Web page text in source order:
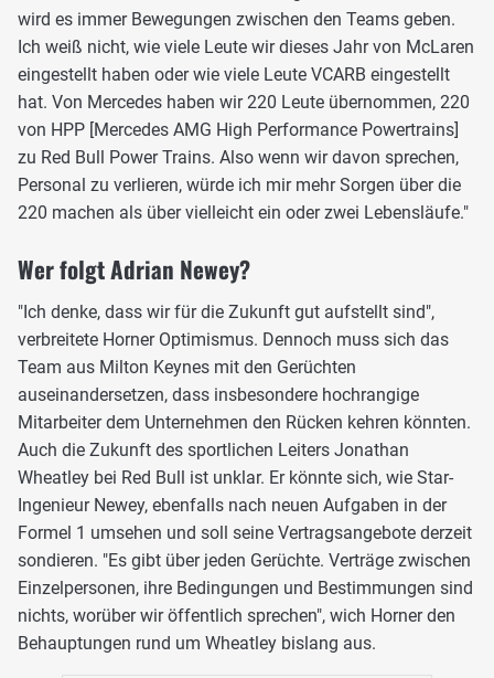
wird es immer Bewegungen zwischen den Teams geben.
Ich weiß nicht, wie viele Leute wir dieses Jahr von McLaren
eingestellt haben oder wie viele Leute VCARB eingestellt
hat. Von Mercedes haben wir 220 Leute übernommen, 220
von HPP [Mercedes AMG High Performance Powertrains]
zu Red Bull Power Trains. Also wenn wir davon sprechen,
Personal zu verlieren, würde ich mir mehr Sorgen über die
220 machen als über vielleicht ein oder zwei Lebensläufe."
Wer folgt Adrian Newey?
"Ich denke, dass wir für die Zukunft gut aufstellt sind",
verbreitete Horner Optimismus. Dennoch muss sich das
Team aus Milton Keynes mit den Gerüchten
auseinandersetzen, dass insbesondere hochrangige
Mitarbeiter dem Unternehmen den Rücken kehren könnten.
Auch die Zukunft des sportlichen Leiters Jonathan
Wheatley bei Red Bull ist unklar. Er könnte sich, wie Star-
Ingenieur Newey, ebenfalls nach neuen Aufgaben in der
Formel 1 umsehen und soll seine Vertragsangebote derzeit
sondieren. "Es gibt über jeden Gerüchte. Verträge zwischen
Einzelpersonen, ihre Bedingungen und Bestimmungen sind
nichts, worüber wir öffentlich sprechen", wich Horner den
Behauptungen rund um Wheatley bislang aus.